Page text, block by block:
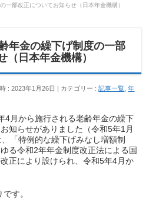
一部改正についてお知らせ（日本年金機構）
年金の繰下げ制度の一部
（日本年金機構）
: 2023年1月26日 カテゴリー :記事一覧 ,年
月から施行される老齢年金の繰下
知らせがありました（令和5年1月
「特例的な繰下げみなし増額制
る令和2年年金制度改正法による国
正により設けられ、令和5年4月か
す。